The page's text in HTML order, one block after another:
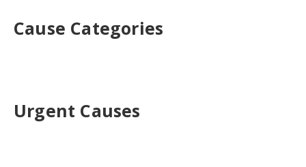
Cause Categories
Urgent Causes